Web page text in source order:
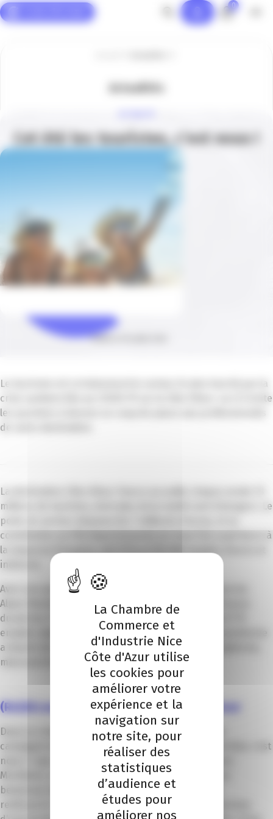
0
Actualités
Cet été les touristes, c’est nous !
Publié le 09 juillet 2020
Le tourisme est certainement le secteur le plus touché par la
crise sanitaire liée au COVID-19 sur la Côte d’Azur. La CCI invite
les azuréens à donner un coup de pouce aux professionnels
de notre destination.
La destination Côte d’Azur France accueille chaque année 13
millions de touristes, dont plus de la moitié sont étrangers. Le
poids du secteur dépasse les 7 milliards d’euros, et sa
contribution au PIB départemental est deux fois supérieure à
la moyenne française, soit 15 % et 150 000 emplois directs et
indirects.
Avec une perte de chiffre d’affaires de la filière dans les
Alpes-Maritimes, estimée à plus de 1 367 millions d’euros
durant les 11 semaines de confinement et près de 8 775
emplois salariés menacés, ce pilier de l’économie azuréenne
a besoin de l’appui de la clientèle française et européenne,
mais aussi locale.
(Re)découvrir les charmes de la Côte d’Azur
Dans ce contexte, la CCI Nice Côte d’Azur lance une
campagne de promotion intitulée « Cet été, les touristes c’est
nous ! » qui cible l’ensemble des habitants des Alpes-
Maritimes. L’objectif ? Inciter les azuréens – qui pour
beaucoup ne partiront pas à l’étranger cet été – à
redécouvrir comme des touristes les nombreux charmes
Panneau de gestion des cookies
La Chambre de
Commerce et
d'Industrie Nice
Côte d'Azur utilise
les cookies pour
améliorer votre
expérience et la
navigation sur
notre site, pour
réaliser des
statistiques
d’audience et
études pour
améliorer nos